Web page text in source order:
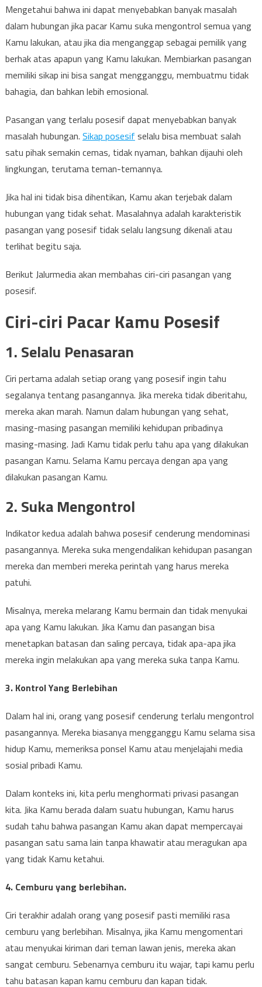
Mengetahui bahwa ini dapat menyebabkan banyak masalah
dalam hubungan jika pacar Kamu suka mengontrol semua yang
Kamu lakukan, atau jika dia menganggap sebagai pemilik yang
berhak atas apapun yang Kamu lakukan. Membiarkan pasangan
memiliki sikap ini bisa sangat mengganggu, membuatmu tidak
bahagia, dan bahkan lebih emosional.
Pasangan yang terlalu posesif dapat menyebabkan banyak
masalah hubungan. Sikap posesif selalu bisa membuat salah
satu pihak semakin cemas, tidak nyaman, bahkan dijauhi oleh
lingkungan, terutama teman-temannya.
Jika hal ini tidak bisa dihentikan, Kamu akan terjebak dalam
hubungan yang tidak sehat. Masalahnya adalah karakteristik
pasangan yang posesif tidak selalu langsung dikenali atau
terlihat begitu saja.
Berikut Jalurmedia akan membahas ciri-ciri pasangan yang
posesif.
Ciri-ciri Pacar Kamu Posesif
1. Selalu Penasaran
Ciri pertama adalah setiap orang yang posesif ingin tahu
segalanya tentang pasangannya. Jika mereka tidak diberitahu,
mereka akan marah. Namun dalam hubungan yang sehat,
masing-masing pasangan memiliki kehidupan pribadinya
masing-masing. Jadi Kamu tidak perlu tahu apa yang dilakukan
pasangan Kamu. Selama Kamu percaya dengan apa yang
dilakukan pasangan Kamu.
2. Suka Mengontrol
Indikator kedua adalah bahwa posesif cenderung mendominasi
pasangannya. Mereka suka mengendalikan kehidupan pasangan
mereka dan memberi mereka perintah yang harus mereka
patuhi.
Misalnya, mereka melarang Kamu bermain dan tidak menyukai
apa yang Kamu lakukan. Jika Kamu dan pasangan bisa
menetapkan batasan dan saling percaya, tidak apa-apa jika
mereka ingin melakukan apa yang mereka suka tanpa Kamu.
3. Kontrol Yang Berlebihan
Dalam hal ini, orang yang posesif cenderung terlalu mengontrol
pasangannya. Mereka biasanya mengganggu Kamu selama sisa
hidup Kamu, memeriksa ponsel Kamu atau menjelajahi media
sosial pribadi Kamu.
Dalam konteks ini, kita perlu menghormati privasi pasangan
kita. Jika Kamu berada dalam suatu hubungan, Kamu harus
sudah tahu bahwa pasangan Kamu akan dapat mempercayai
pasangan satu sama lain tanpa khawatir atau meragukan apa
yang tidak Kamu ketahui.
4. Cemburu yang berlebihan.
Ciri terakhir adalah orang yang posesif pasti memiliki rasa
cemburu yang berlebihan. Misalnya, jika Kamu mengomentari
atau menyukai kiriman dari teman lawan jenis, mereka akan
sangat cemburu. Sebenarnya cemburu itu wajar, tapi kamu perlu
tahu batasan kapan kamu cemburu dan kapan tidak.